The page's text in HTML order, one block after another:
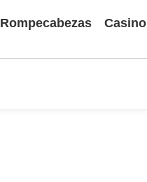
Rompecabezas Casino